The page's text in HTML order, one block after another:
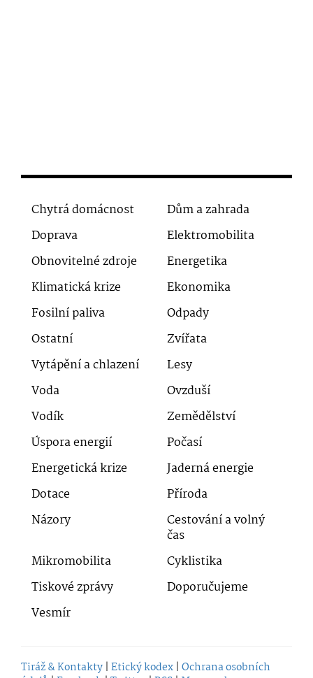
Chytrá domácnost
Dům a zahrada
Doprava
Elektromobilita
Obnovitelné zdroje
Energetika
Klimatická krize
Ekonomika
Fosilní paliva
Odpady
Ostatní
Zvířata
Vytápění a chlazení
Lesy
Voda
Ovzduší
Vodík
Zemědělství
Úspora energií
Počasí
Energetická krize
Jaderná energie
Dotace
Příroda
Názory
Cestování a volný
čas
Mikromobilita
Cyklistika
Tiskové zprávy
Doporučujeme
Vesmír
Tiráž & Kontakty | Etický kodex | Ochrana osobních